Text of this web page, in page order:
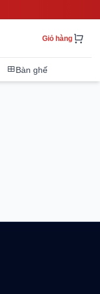
Giỏ hàng
Bàn ghế